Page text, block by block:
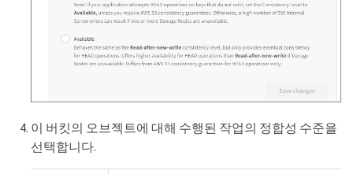
이 버킷의 오브젝트에 대해 수행된 작업의 정합성 수준을
선택합니다.